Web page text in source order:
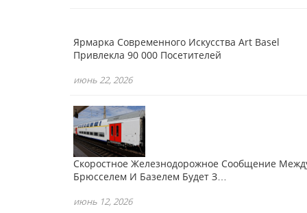
Ярмарка Современного Искусства Art Basel
Привлекла 90 000 Посетителей
июнь 22, 2026
Скоростное Железнодорожное Сообщение
Брюсселем И Базелем Будет З…
июнь 12, 2026